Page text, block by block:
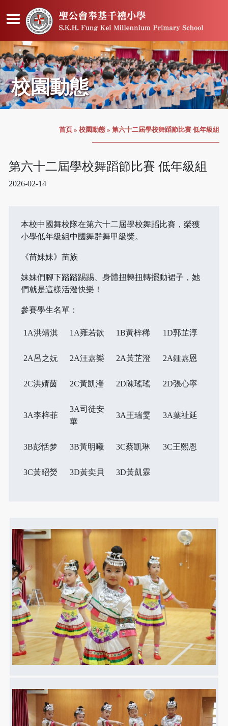
校園動態
首頁 » 校園動態 » 第六十二屆學校舞蹈節比賽 低年級組
第六十二屆學校舞蹈節比賽 低年級組
2026-02-14
本校中國舞校隊在第六十二屆學校舞蹈比賽，榮獲
小學低年級組中國舞群舞甲級獎。
《苗妹妹》苗族
妹妹們腳下踏踏踢踢、身體扭轉扭轉擺動裙子，她
們就是這樣活潑快樂！
參賽學生名單：
1A洪靖淇 1A雍若歆 1B黃梓稀 1D郭芷淳
2A呂之妧 2A汪嘉樂 2A黃芷澄 2A鍾嘉恩
2C洪婧茵 2C黃凱瀅 2D陳瑤瑤 2D張心寧
3A李梓菲
3A司徒安
華
3A王瑞雯 3A葉祉延
3B彭恬梦 3B黃明曦 3C蔡凱琳 3C王熙恩
3C黃昭熒 3D黃奕貝 3D黃凱霖